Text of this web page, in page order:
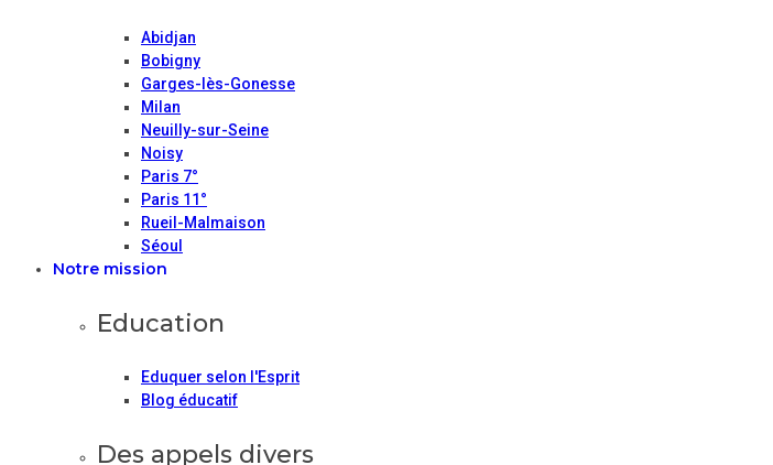
Abidjan
Bobigny
Garges-lès-Gonesse
Milan
Neuilly-sur-Seine
Noisy
Paris 7°
Paris 11°
Rueil-Malmaison
Séoul
Notre mission
Education
Eduquer selon l'Esprit
Blog éducatif
Des appels divers